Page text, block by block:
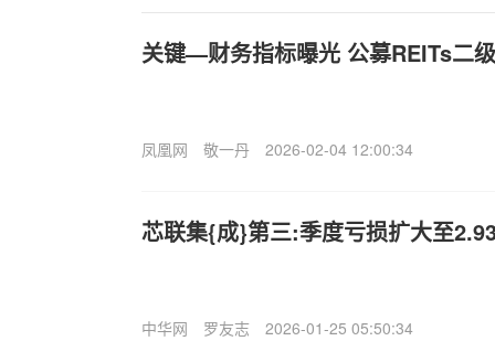
关键—财务指标曝光 公募REITs二
凤凰网 敬一丹 2026-02-04 12:00:34
芯联集{成}第三:季度亏损扩大至
中华网 罗友志 2026-01-25 05:50:34